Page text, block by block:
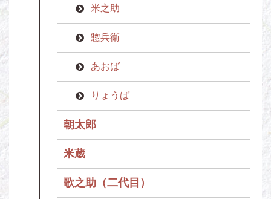
米之助
惣兵衛
あおば
りょうば
朝太郎
米蔵
歌之助（二代目）